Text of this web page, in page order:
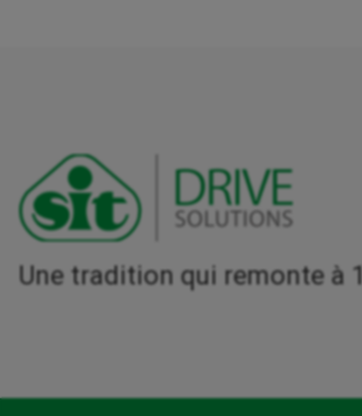
Une tradition qui remonte à